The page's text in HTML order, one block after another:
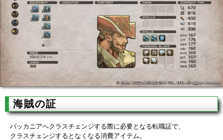
海賊の証
バッカニアへクラスチェンジする際に必要となる転職証で、
クラスチェンジするとなくなる消費アイテム。